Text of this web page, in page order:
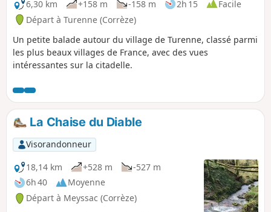
6,30 km
+158 m -158 m 2h 15
Facile
Départ à Turenne (Corrèze)
Un petite balade autour du village de Turenne, classé parmi
les plus beaux villages de France, avec des vues
intéressantes sur la citadelle.
La Chaise du Diable
Visorandonneur
18,14 km
+528 m
-527 m
6h 40
Moyenne
Départ à Meyssac (Corrèze)